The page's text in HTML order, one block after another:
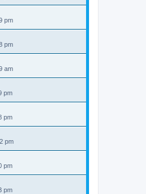
pm
pm
am
pm
pm
pm
pm
pm